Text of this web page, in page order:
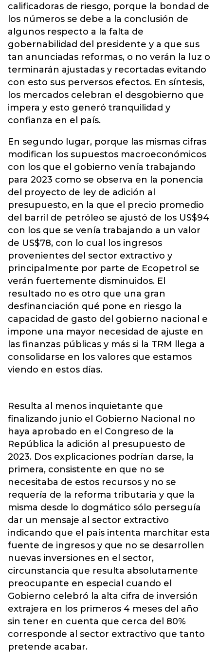
calificadoras de riesgo, porque la bondad de
los números se debe a la conclusión de
algunos respecto a la falta de
gobernabilidad del presidente y a que sus
tan anunciadas reformas, o no verán la luz o
terminarán ajustadas y recortadas evitando
con esto sus perversos efectos. En síntesis,
los mercados celebran el desgobierno que
impera y esto generó tranquilidad y
confianza en el país.
En segundo lugar, porque las mismas cifras
modifican los supuestos macroeconómicos
con los que el gobierno venía trabajando
para 2023 como se observa en la ponencia
del proyecto de ley de adición al
presupuesto, en la que el precio promedio
del barril de petróleo se ajustó de los US$94
con los que se venía trabajando a un valor
de US$78, con lo cual los ingresos
provenientes del sector extractivo y
principalmente por parte de Ecopetrol se
verán fuertemente disminuidos. El
resultado no es otro que una gran
desfinanciación qué pone en riesgo la
capacidad de gasto del gobierno nacional e
impone una mayor necesidad de ajuste en
las finanzas públicas y más si la TRM llega a
consolidarse en los valores que estamos
viendo en estos días.
Resulta al menos inquietante que
finalizando junio el Gobierno Nacional no
haya aprobado en el Congreso de la
República la adición al presupuesto de
2023. Dos explicaciones podrían darse, la
primera, consistente en que no se
necesitaba de estos recursos y no se
requería de la reforma tributaria y que la
misma desde lo dogmático sólo perseguía
dar un mensaje al sector extractivo
indicando que el país intenta marchitar esta
fuente de ingresos y que no se desarrollen
nuevas inversiones en el sector,
circunstancia que resulta absolutamente
preocupante en especial cuando el
Gobierno celebró la alta cifra de inversión
extrajera en los primeros 4 meses del año
sin tener en cuenta que cerca del 80%
corresponde al sector extractivo que tanto
pretende acabar.